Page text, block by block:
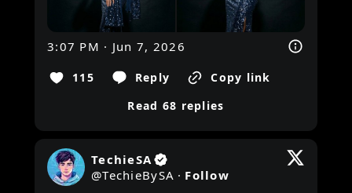
3:07 PM · Jun 7, 2026
115 Reply
Copy link
Read 68 replies
TechieSA
@TechieBySA · Follow